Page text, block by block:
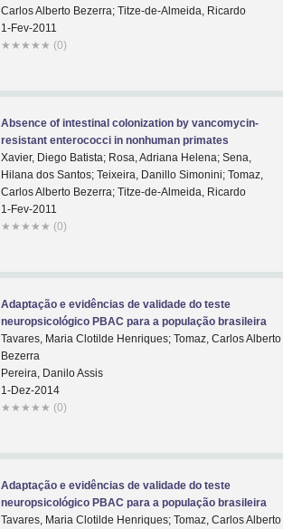
Carlos Alberto Bezerra; Titze-de-Almeida, Ricardo
1-Fev-2011
★ ★ ★ ★ ★ (0)
Absence of intestinal colonization by vancomycin-
resistant enterococci in nonhuman primates
Xavier, Diego Batista; Rosa, Adriana Helena; Sena,
Hilana dos Santos; Teixeira, Danillo Simonini; Tomaz,
Carlos Alberto Bezerra; Titze-de-Almeida, Ricardo
1-Fev-2011
★ ★ ★ ★ ★ (0)
Adaptação e evidências de validade do teste
neuropsicológico PBAC para a população brasileira
Tavares, Maria Clotilde Henriques; Tomaz, Carlos Alberto
Bezerra
Pereira, Danilo Assis
1-Dez-2014
★ ★ ★ ★ ★ (0)
Adaptação e evidências de validade do teste
neuropsicológico PBAC para a população brasileira
Tavares, Maria Clotilde Henriques; Tomaz, Carlos Alberto